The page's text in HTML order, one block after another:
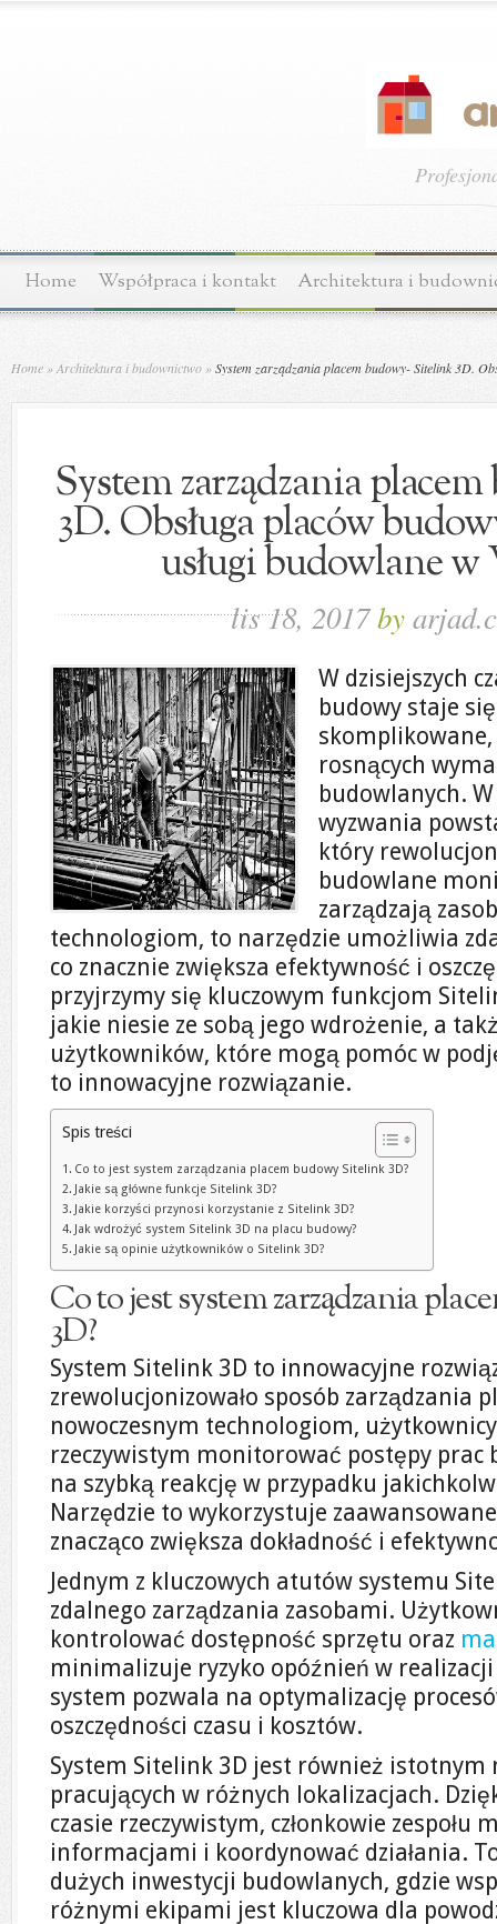
Home Współpraca i kontakt Architektura i
Home »Architektura i budownictwo »System zarządzania placem budowy- Sitelink 3D.
System zarządzania
3D. Obsługa placów
usługi budowlane w
lis 18, 2017by
W dzisiejszych
budowy staje
skomplikowane,
rosnących
budowlanych.
wyzwania
który
budowlane
zarządzają
technologiom, to narzędzie umożliwia
co znacznie zwiększa efektywność i
przyjrzymy się kluczowym funkcjom
jakie niesie ze sobą jego wdrożenie, a
użytkowników, które mogą pomóc w
to innowacyjne rozwiązanie.
Spis treści
Co to jest system zarządzania placem budowy Sitelink 3D?
Jakie są główne funkcje Sitelink 3D?
Jakie korzyści przynosi korzystanie z Sitelink 3D?
Jak wdrożyć system Sitelink 3D na placu budowy?
Jakie są opinie użytkowników o Sitelink 3D?
Co to jest system zarządzania
3D?
System Sitelink 3D to innowacyjne
zrewolucjonizowało sposób zarządzania
nowoczesnym technologiom,
rzeczywistym monitorować postępy prac
na szybką reakcję w przypadku
Narzędzie to wykorzystuje
znacząco zwiększa dokładność i
Jednym z kluczowych atutów systemu
zdalnego zarządzania zasobami.
kontrolować dostępność sprzętu oraz
minimalizuje ryzyko opóźnień w
system pozwala na optymalizację
oszczędności czasu i kosztów.
System Sitelink 3D jest również istotnym
pracujących w różnych lokalizacjach.
czasie rzeczywistym, członkowie zespołu
informacjami i koordynować działania.
dużych inwestycji budowlanych, gdzie
różnymi ekipami jest kluczowa dla